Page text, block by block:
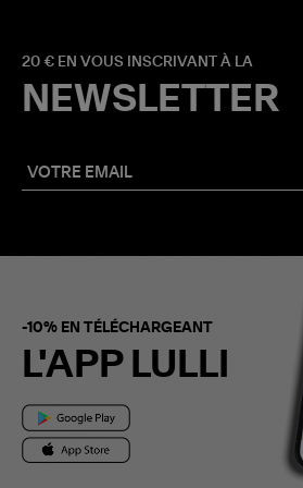
20 € EN VOUS INSCRIVANT À LA
NEWSLETTER
-10% EN TÉLÉCHARGEANT
L'APP LULLI